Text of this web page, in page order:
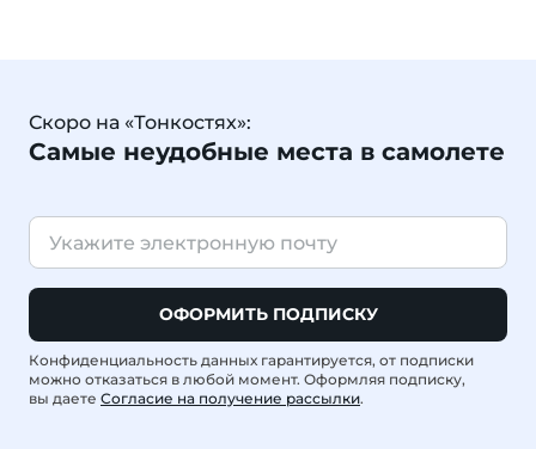
Скоро на «Тонкостях»:
Самые неудобные места в самолете
ОФОРМИТЬ ПОДПИСКУ
Конфиденциальность данных гарантируется, от подписки
можно отказаться в любой момент. Оформляя подписку,
вы даете Согласие на получение рассылки.